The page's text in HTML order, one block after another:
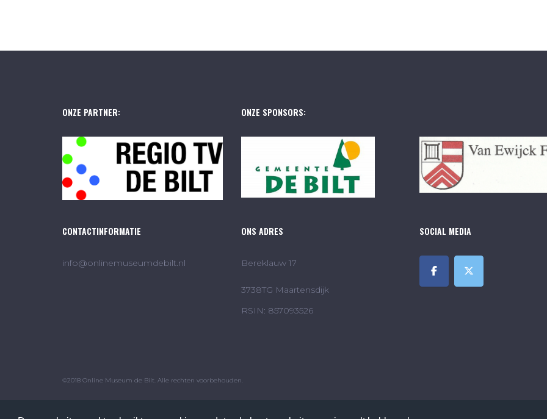
ONZE PARTNER: ONZE SPONSORS:
CONTACTINFORMATIE
info@onlinemuseumdebilt.nl
ONS ADRES
Bereklauw 17
3738TG Maartensdijk
RSIN: 857093526
SOCIAL MEDIA
©2018 Online Museum de Bilt. Alle rechten voorbehouden.